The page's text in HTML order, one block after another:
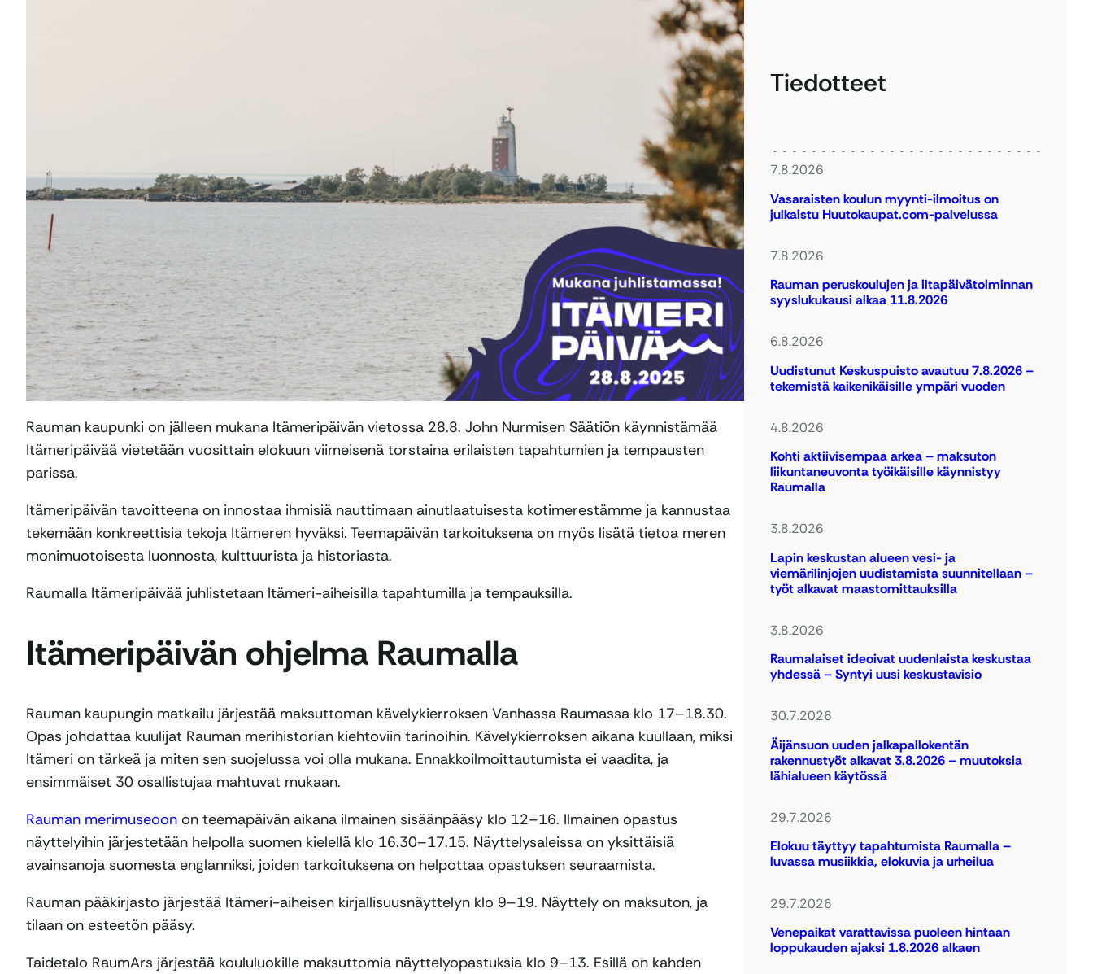
Rauman kaupunki on jälleen mukana Itämeripäivän vietossa 28.8. John Nurmisen Säätiön käynnistämää
Itämeripäivää vietetään vuosittain elokuun viimeisenä torstaina erilaisten tapahtumien ja tempausten
parissa.
Itämeripäivän tavoitteena on innostaa ihmisiä nauttimaan ainutlaatuisesta kotimerestämme ja kannustaa
tekemään konkreettisia tekoja Itämeren hyväksi. Teemapäivän tarkoituksena on myös lisätä tietoa meren
monimuotoisesta luonnosta, kulttuurista ja historiasta.
Raumalla Itämeripäivää juhlistetaan Itämeri-aiheisilla tapahtumilla ja tempauksilla.
Itämeripäivän ohjelma Raumalla
Rauman kaupungin matkailu järjestää maksuttoman kävelykierroksen Vanhassa Raumassa klo 17–18.30.
Opas johdattaa kuulijat Rauman merihistorian kiehtoviin tarinoihin. Kävelykierroksen aikana kuullaan, miksi
Itämeri on tärkeä ja miten sen suojelussa voi olla mukana. Ennakkoilmoittautumista ei vaadita, ja
ensimmäiset 30 osallistujaa mahtuvat mukaan.
Rauman merimuseoon on teemapäivän aikana ilmainen sisäänpääsy klo 12–16. Ilmainen opastus
näyttelyihin järjestetään helpolla suomen kielellä klo 16.30–17.15. Näyttelysaleissa on yksittäisiä
avainsanoja suomesta englanniksi, joiden tarkoituksena on helpottaa opastuksen seuraamista.
Rauman pääkirjasto järjestää Itämeri-aiheisen kirjallisuusnäyttelyn klo 9–19. Näyttely on maksuton, ja
tilaan on esteetön pääsy.
Taidetalo RaumArs järjestää koululuokille maksuttomia näyttelyopastuksia klo 9–13. Esillä on kahden
Tiedotteet
7.8.2026
Vasaraisten koulun myynti-ilmoitus on
julkaistu Huutokaupat.com-palvelussa
7.8.2026
Rauman peruskoulujen ja iltapäivätoiminnan
syyslukukausi alkaa 11.8.2026
6.8.2026
Uudistunut Keskuspuisto avautuu 7.8.2026 –
tekemistä kaikenikäisille ympäri vuoden
4.8.2026
Kohti aktiivisempaa arkea – maksuton
liikuntaneuvonta työikäisille käynnistyy
Raumalla
3.8.2026
Lapin keskustan alueen vesi- ja
viemärilinjojen uudistamista suunnitellaan –
työt alkavat maastomittauksilla
3.8.2026
Raumalaiset ideoivat uudenlaista keskustaa
yhdessä – Syntyi uusi keskustavisio
30.7.2026
Äijänsuon uuden jalkapallokentän
rakennustyöt alkavat 3.8.2026 – muutoksia
lähialueen käytössä
29.7.2026
Elokuu täyttyy tapahtumista Raumalla –
luvassa musiikkia, elokuvia ja urheilua
29.7.2026
Venepaikat varattavissa puoleen hintaan
loppukauden ajaksi 1.8.2026 alkaen